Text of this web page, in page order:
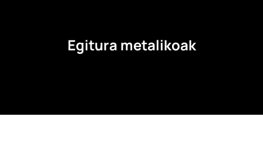
Egitura metalikoak